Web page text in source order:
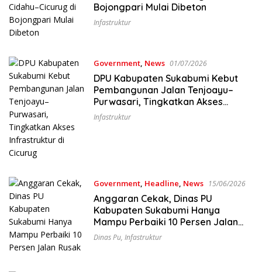
Bojongpari Mulai Dibeton
Infastruktur
Government, News 01/07/2026
DPU Kabupaten Sukabumi Kebut
Pembangunan Jalan Tenjoayu–
Purwasari, Tingkatkan Akses
Infrastruktur di Cicurug
Infastruktur
Government, Headline, News 15/06/2026
Anggaran Cekak, Dinas PU
Kabupaten Sukabumi Hanya
Mampu Perbaiki 10 Persen Jalan
Rusak
Dinas Pu, Infastruktur